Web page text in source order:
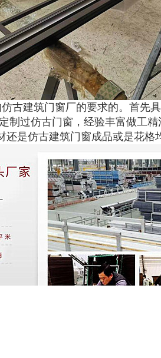
古建筑门窗厂的要求的。首先
制过仿古门窗，经验丰富做工
是仿古建筑门窗成品或是花格